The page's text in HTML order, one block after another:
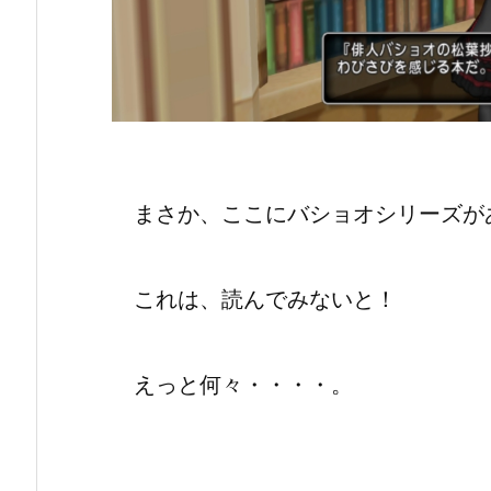
まさか、ここにバショオシリーズが
これは、読んでみないと！
えっと何々・・・・。